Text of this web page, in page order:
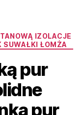
IZOLACJE
SUWAŁKI ŁOMŻA
pur
pur